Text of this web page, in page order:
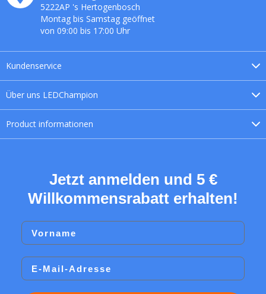
Über uns LEDChampion
Product informationen
Kundenservice
5222AP 's Hertogenbosch
Montag bis Samstag geöffnet
von 09:00 bis 17:00 Uhr
Jetzt anmelden und 5 €
Willkommensrabatt erhalten!
Vorname
Email